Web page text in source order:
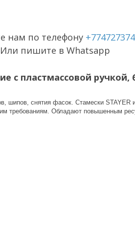
нам по телефону
Или пишите в Whatsapp
с пластмассовой ручкой,
шипов, снятия фасок. Стамески STAYER
требованиям. Обладают повышенным